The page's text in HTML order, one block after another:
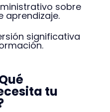
sobre
aprendizaje.
significativa
tu